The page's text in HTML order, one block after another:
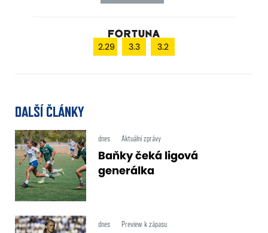
2.29 3.3 3.2
DALŠÍ ČLÁNKY
dnes Aktuální zprávy
Baňky čeká ligová
generálka
dnes Preview k zápasu